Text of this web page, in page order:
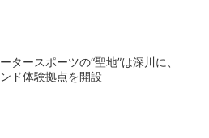
タースポーツの“聖地”は深川に、
ド体験拠点を開設